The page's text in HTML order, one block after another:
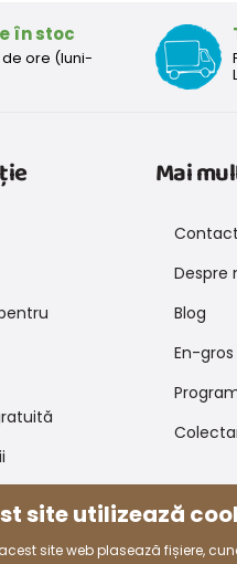
în stoc
ore (luni-
Mai
Despre
Blog
En-gros
site utilizează
site web plasează fișiere,